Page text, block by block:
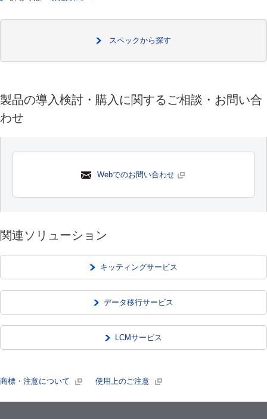
スペックから探す
製品の導入検討・購入に関するご相談・お問い合
わせ
Webでのお問い合わせ
関連ソリューション
キッティングサービス
データ移行サービス
LCMサービス
商標・注意について 使用上のご注意